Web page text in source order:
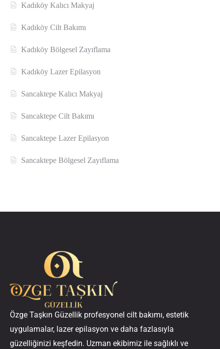
Kadıköy Kalıcı Makyaj
Kadıköy Cilt Bakımı
Kadıköy Bölgesel Zayıflama
Kadıköy Lazer Epilasyon
Sancaktepe Kalıcı Makyaj
Sancaktepe Cilt Bakımı
Sancaktepe Lazer Epilasyon
Sancaktepe Bölgesel Zayıflama
Özge Taşkın Güzellik profesyonel cilt bakımı, estetik
uygulamalar, lazer epilasyon ve daha fazlasıyla
güzelliğinizi keşfedin. Uzman ekibimiz ile sağlıklı ve